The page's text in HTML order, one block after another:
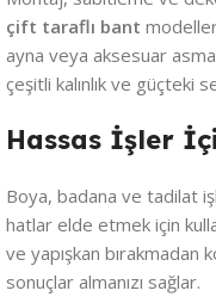
çift taraflı bant
ayna veya aksesuar
çeşitli kalınlık ve güçteki
Hassas İşler
Boya, badana ve tadilat
hatlar elde etmek için
ve yapışkan bırakmadan
sonuçlar almanızı sağlar.